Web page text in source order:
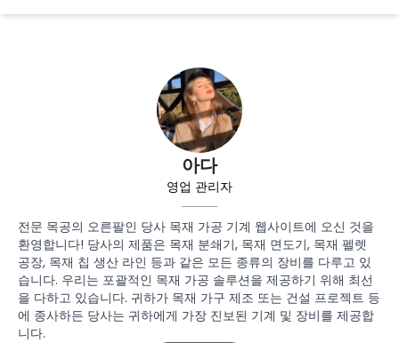
아다
영업 관리자
전문 목공의 오른팔인 당사 목재 가공 기계 웹사이트에 오신 것을
환영합니다! 당사의 제품은 목재 분쇄기, 목재 면도기, 목재 펠렛
공장, 목재 칩 생산 라인 등과 같은 모든 종류의 장비를 다루고 있
습니다. 우리는 포괄적인 목재 가공 솔루션을 제공하기 위해 최선
을 다하고 있습니다. 귀하가 목재 가구 제조 또는 건설 프로젝트 등
에 종사하든 당사는 귀하에게 가장 진보된 기계 및 장비를 제공합
니다.